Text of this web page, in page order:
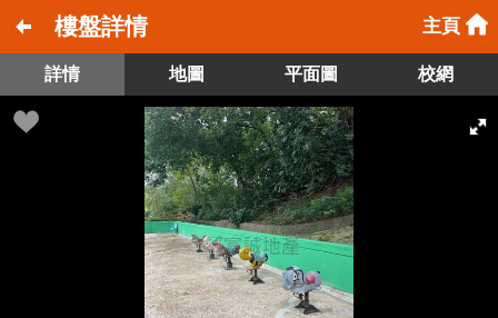
樓盤詳情 主頁
詳情 地圖 平面圖 校網